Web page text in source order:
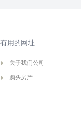
有用的网址
关于我们公司
购买房产